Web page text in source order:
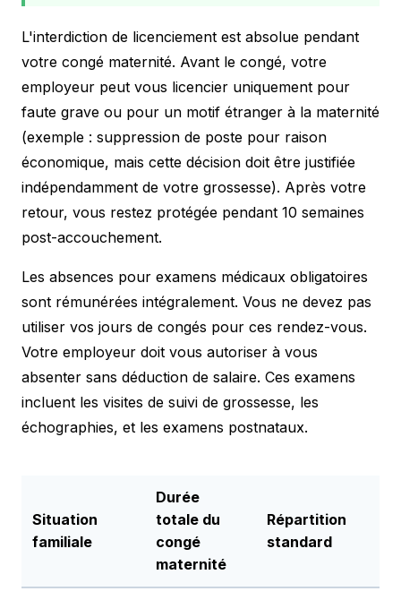
L'interdiction de licenciement est absolue pendant
votre congé maternité. Avant le congé, votre
employeur peut vous licencier uniquement pour
faute grave ou pour un motif étranger à la maternité
(exemple : suppression de poste pour raison
économique, mais cette décision doit être justifiée
indépendamment de votre grossesse). Après votre
retour, vous restez protégée pendant 10 semaines
post-accouchement.
Les absences pour examens médicaux obligatoires
sont rémunérées intégralement. Vous ne devez pas
utiliser vos jours de congés pour ces rendez-vous.
Votre employeur doit vous autoriser à vous
absenter sans déduction de salaire. Ces examens
incluent les visites de suivi de grossesse, les
échographies, et les examens postnataux.
Situation
familiale
Durée
totale du
congé
maternité
Répartition
standard